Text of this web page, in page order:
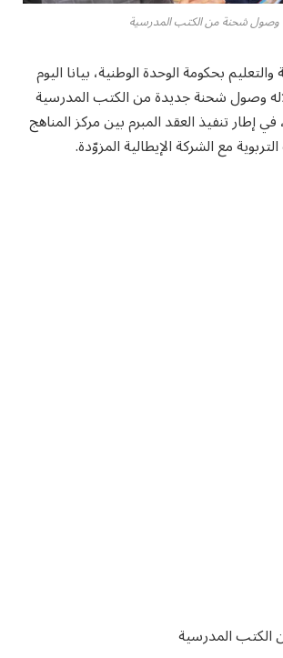
وصول شحنة من الكتب المدرسية
بحكومة الوحدة الوطنية، بيانا اليوم
وصول شحنة جديدة من الكتب المدرسية
إطار تنفيذ العقد المبرم بين مركز المناهج
مع الشركة الإيطالية المزوّدة.